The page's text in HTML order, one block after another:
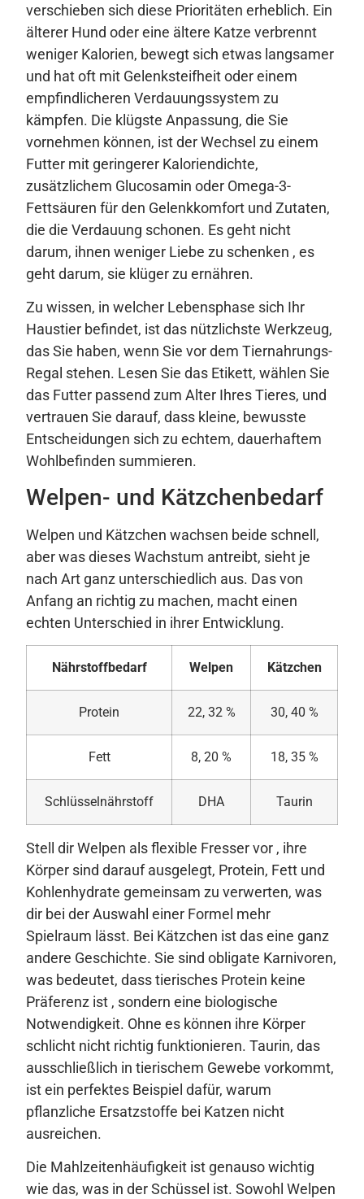
verschieben sich diese Prioritäten erheblich. Ein
älterer Hund oder eine ältere Katze verbrennt
weniger Kalorien, bewegt sich etwas langsamer
und hat oft mit Gelenksteifheit oder einem
empfindlicheren Verdauungssystem zu
kämpfen. Die klügste Anpassung, die Sie
vornehmen können, ist der Wechsel zu einem
Futter mit geringerer Kaloriendichte,
zusätzlichem Glucosamin oder Omega-3-
Fettsäuren für den Gelenkkomfort und Zutaten,
die die Verdauung schonen. Es geht nicht
darum, ihnen weniger Liebe zu schenken , es
geht darum, sie klüger zu ernähren.
Zu wissen, in welcher Lebensphase sich Ihr
Haustier befindet, ist das nützlichste Werkzeug,
das Sie haben, wenn Sie vor dem Tiernahrungs-
Regal stehen. Lesen Sie das Etikett, wählen Sie
das Futter passend zum Alter Ihres Tieres, und
vertrauen Sie darauf, dass kleine, bewusste
Entscheidungen sich zu echtem, dauerhaftem
Wohlbefinden summieren.
Welpen- und Kätzchenbedarf
Welpen und Kätzchen wachsen beide schnell,
aber was dieses Wachstum antreibt, sieht je
nach Art ganz unterschiedlich aus. Das von
Anfang an richtig zu machen, macht einen
echten Unterschied in ihrer Entwicklung.
Nährstoffbedarf Welpen Kätzchen
Protein 22, 32 % 30, 40 %
Fett 8, 20 % 18, 35 %
Schlüsselnährstoff DHA Taurin
Stell dir Welpen als flexible Fresser vor , ihre
Körper sind darauf ausgelegt, Protein, Fett und
Kohlenhydrate gemeinsam zu verwerten, was
dir bei der Auswahl einer Formel mehr
Spielraum lässt. Bei Kätzchen ist das eine ganz
andere Geschichte. Sie sind obligate Karnivoren,
was bedeutet, dass tierisches Protein keine
Präferenz ist , sondern eine biologische
Notwendigkeit. Ohne es können ihre Körper
schlicht nicht richtig funktionieren. Taurin, das
ausschließlich in tierischem Gewebe vorkommt,
ist ein perfektes Beispiel dafür, warum
pflanzliche Ersatzstoffe bei Katzen nicht
ausreichen.
Die Mahlzeitenhäufigkeit ist genauso wichtig
wie das, was in der Schüssel ist. Sowohl Welpen